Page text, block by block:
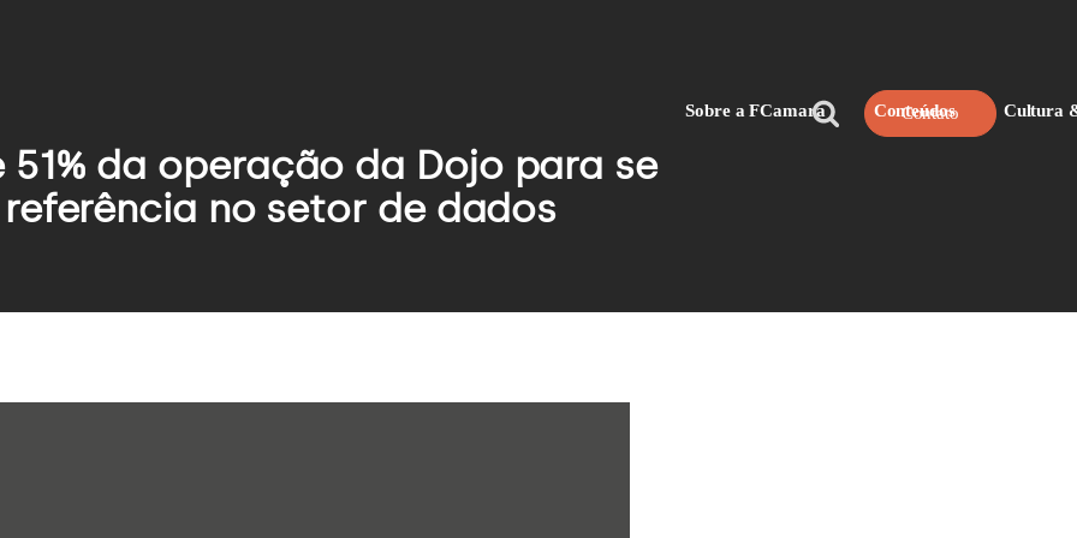
Indústria
Sobre a FCamara Conteúdos Cultura
Pesquisar
Contato
51% da operação da Dojo para se
no setor de dados